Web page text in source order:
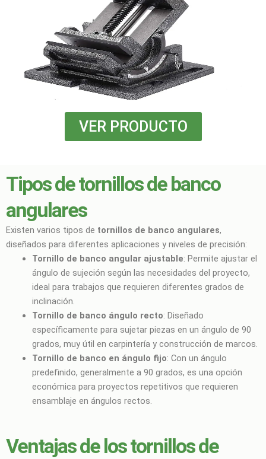
VER PRODUCTO
Tipos de tornillos de banco
angulares
Existen varios tipos de tornillos de banco angulares,
diseñados para diferentes aplicaciones y niveles de precisión:
Tornillo de banco angular ajustable: Permite ajustar el
ángulo de sujeción según las necesidades del proyecto,
ideal para trabajos que requieren diferentes grados de
inclinación.
Tornillo de banco ángulo recto: Diseñado
específicamente para sujetar piezas en un ángulo de 90
grados, muy útil en carpintería y construcción de marcos.
Tornillo de banco en ángulo fijo: Con un ángulo
predefinido, generalmente a 90 grados, es una opción
económica para proyectos repetitivos que requieren
ensamblaje en ángulos rectos.
Ventajas de los tornillos de